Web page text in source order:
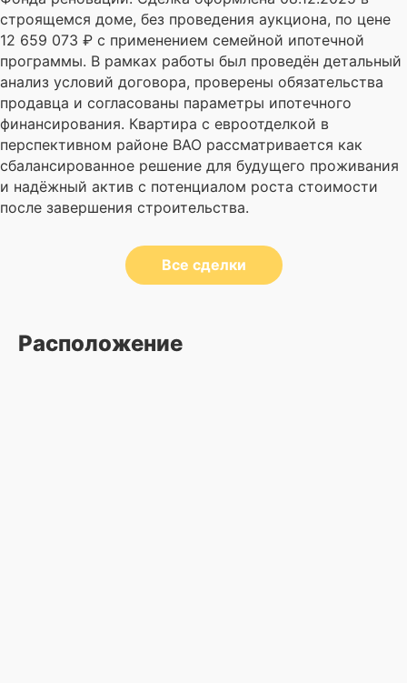
строящемся доме, без проведения аукциона, по цене
12 659 073 ₽ с применением семейной ипотечной
программы. В рамках работы был проведён детальный
анализ условий договора, проверены обязательства
продавца и согласованы параметры ипотечного
финансирования. Квартира с евроотделкой в
перспективном районе ВАО рассматривается как
сбалансированное решение для будущего проживания
и надёжный актив с потенциалом роста стоимости
после завершения строительства.
Все сделки
Расположение